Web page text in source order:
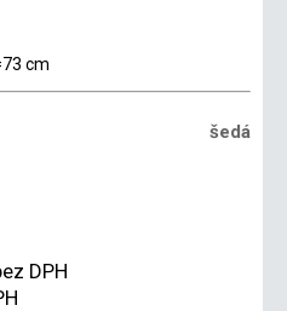
cm
šedá
DPH